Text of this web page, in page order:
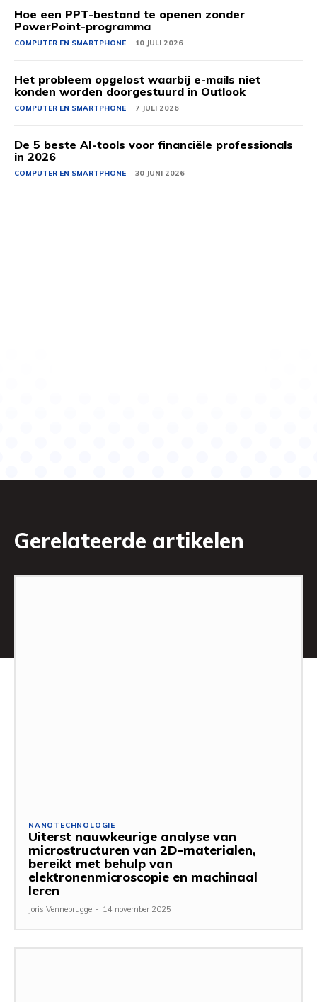
Hoe een PPT-bestand te openen zonder
PowerPoint-programma
COMPUTER EN SMARTPHONE 10 JULI 2026
Het probleem opgelost waarbij e-mails niet
konden worden doorgestuurd in Outlook
COMPUTER EN SMARTPHONE 7 JULI 2026
De 5 beste AI-tools voor financiële professionals
in 2026
COMPUTER EN SMARTPHONE 30 JUNI 2026
Gerelateerde artikelen
NANOTECHNOLOGIE
Uiterst nauwkeurige analyse van
microstructuren van 2D-materialen,
bereikt met behulp van
elektronenmicroscopie en machinaal
leren
Joris Vennebrugge - 14 november 2025